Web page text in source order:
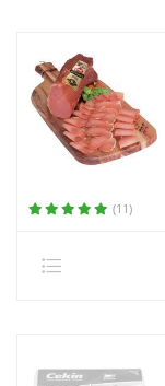
(11)